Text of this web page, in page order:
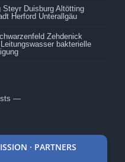
Duisburg Altötting
Herford Unterallgäu
Zehdenick
bakterielle
—
· PARTNERS